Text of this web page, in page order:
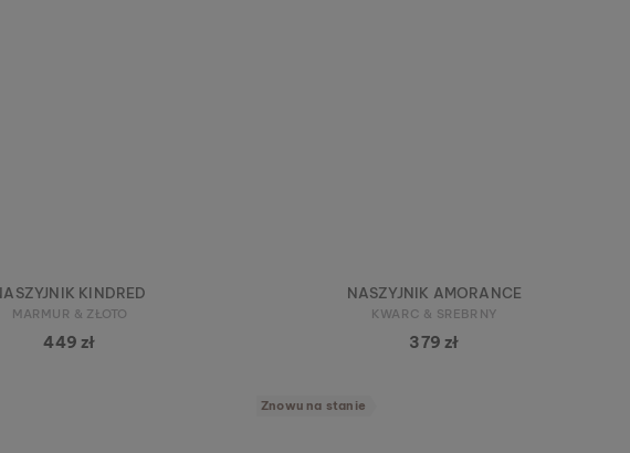
KINDRED
MARMUR & ZŁOTO
449 zł
NASZYJNIK AMORANCE
KWARC & SREBRNY
379 zł
Znowu na stanie